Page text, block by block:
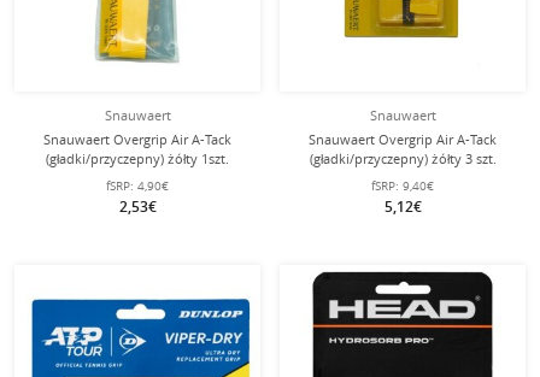
Snauwaert
Snauwaert Overgrip Air A-Tack
(gładki/przyczepny) żółty 1szt.
fSRP: 4,90€
2,53€
Snauwaert
Snauwaert Overgrip Air A-Tack
(gładki/przyczepny) żółty 3 szt.
fSRP: 9,40€
5,12€